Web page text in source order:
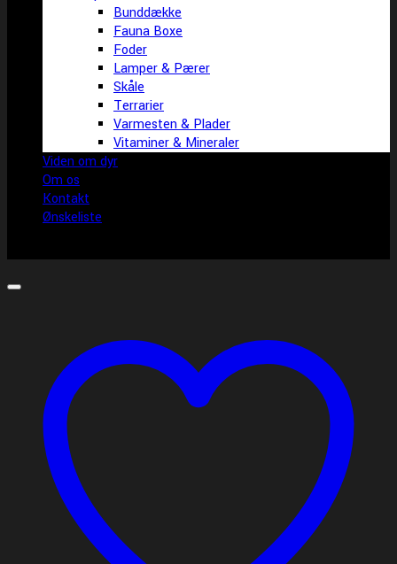
Bunddække
Fauna Boxe
Foder
Lamper & Pærer
Skåle
Terrarier
Varmesten & Plader
Vitaminer & Mineraler
Viden om dyr
Om os
Kontakt
Ønskeliste